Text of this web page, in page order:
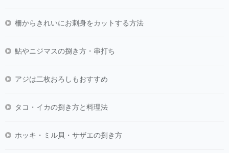
柵からきれいにお刺身をカットする方法
鮎やニジマスの捌き方・串打ち
アジは二枚おろしもおすすめ
タコ・イカの捌き方と料理法
ホッキ・ミル貝・サザエの捌き方